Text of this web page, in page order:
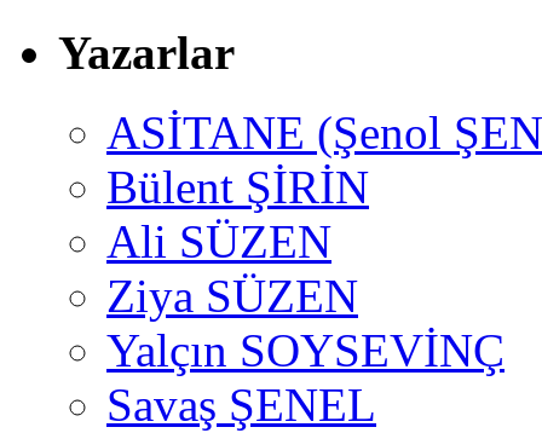
Yazarlar
ASİTANE (Şenol
Bülent ŞİRİN
Ali SÜZEN
Ziya SÜZEN
Yalçın SOYSEVİNÇ
Savaş ŞENEL